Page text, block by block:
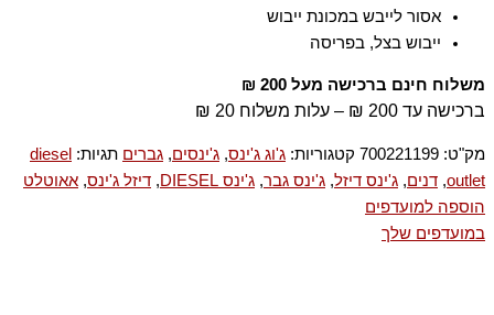
אסור לייבש במכונת ייבוש
ייבוש בצל, בפריסה
משלוח חינם ברכישה מעל 200 ₪
ברכישה עד 200 ₪ – עלות משלוח 20 ₪
מק"ט: 700221199 קטגוריות: ג'וג ג'ינס, ג'ינסים, גברים תגיות: diesel
outlet
, דנים, ג'ינס דיזל, ג'ינס גבר, ג'ינס DIESEL , דיזל ג'ינס, אאוטלט
הוספה למועדפים
במועדפים שלך